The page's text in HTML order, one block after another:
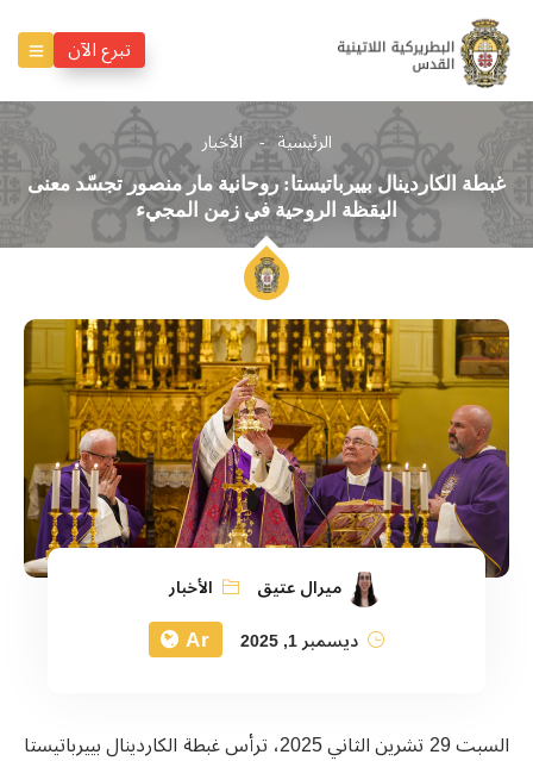
تبرع الآن
الرئيسية الأخبار
غبطة الكاردينال بييرباتيستا: روحانية مار منصور تجسّد معنى
اليقظة الروحية في زمن المجيء
ميرال عتيق
الأخبار
ديسمبر 1, 2025
Ar
السبت 29 تشرين الثاني 2025، ترأس غبطة الكاردينال بييرباتيستا